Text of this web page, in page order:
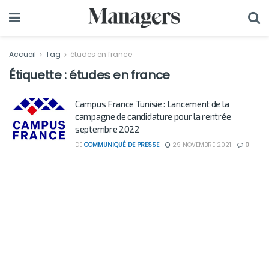
Accueil Tag études en france
Étiquette :études en france
Campus France Tunisie : Lancement de la
campagne de candidature pour la rentrée
septembre 2022
DE COMMUNIQUÉ DE PRESSE 29 NOVEMBRE 2021 0